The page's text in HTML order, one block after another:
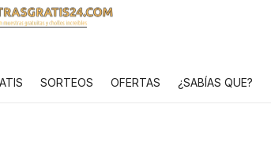
SORTEOS OFERTAS ¿SABÍAS QUE?